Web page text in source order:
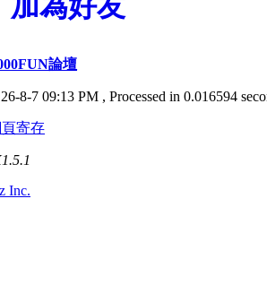
論壇
8-7 09:13 PM , Processed in 0.016594
寄存
Inc.